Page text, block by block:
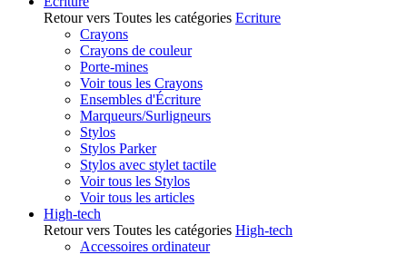
Retour vers Toutes les catégories Ecriture
Crayons
Crayons de couleur
Porte-mines
Voir tous les Crayons
Ensembles d'Écriture
Marqueurs/Surligneurs
Stylos
Stylos Parker
Stylos avec stylet tactile
Voir tous les Stylos
Voir tous les articles
High-tech
Retour vers Toutes les catégories High-tech
Accessoires ordinateur